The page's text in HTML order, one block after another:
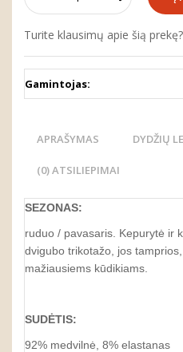
Turite klausimų apie šią prekę?
Gamintojas:
APRAŠYMAS DYDŽIŲ
(0) ATSILIEPIMAI
SEZONAS:
ruduo / pavasaris. Kepurytė ir
dvigubo trikotažo, jos
mažiausiems kūdikiams.
SUDĖTIS:
92% medvilnė, 8% elastanas